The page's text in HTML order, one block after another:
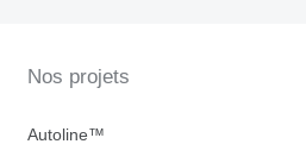
Nos projets
Autoline™